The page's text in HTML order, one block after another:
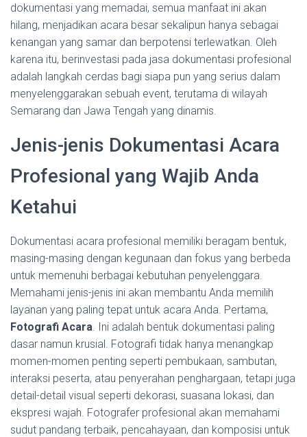
dokumentasi yang memadai, semua manfaat ini akan
hilang, menjadikan acara besar sekalipun hanya sebagai
kenangan yang samar dan berpotensi terlewatkan. Oleh
karena itu, berinvestasi pada jasa dokumentasi profesional
adalah langkah cerdas bagi siapa pun yang serius dalam
menyelenggarakan sebuah event, terutama di wilayah
Semarang dan Jawa Tengah yang dinamis.
Jenis-jenis Dokumentasi Acara
Profesional yang Wajib Anda
Ketahui
Dokumentasi acara profesional memiliki beragam bentuk,
masing-masing dengan kegunaan dan fokus yang berbeda
untuk memenuhi berbagai kebutuhan penyelenggara.
Memahami jenis-jenis ini akan membantu Anda memilih
layanan yang paling tepat untuk acara Anda. Pertama,
Fotografi Acara. Ini adalah bentuk dokumentasi paling
dasar namun krusial. Fotografi tidak hanya menangkap
momen-momen penting seperti pembukaan, sambutan,
interaksi peserta, atau penyerahan penghargaan, tetapi juga
detail-detail visual seperti dekorasi, suasana lokasi, dan
ekspresi wajah. Fotografer profesional akan memahami
sudut pandang terbaik, pencahayaan, dan komposisi untuk